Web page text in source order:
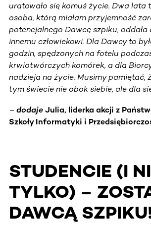
uratowało się komuś życie. Dwa lata
osoba, którą miałam przyjemność
potencjalnego Dawcę szpiku, oddała
innemu człowiekowi. Dla Dawcy to
godzin, spędzonych na fotelu
krwiotwórczych komórek, a dla
nadzieja na życie. Musimy pamiętać,
tym świecie nie obok siebie, ale dla
– dodaje Julia, liderka akcji z
Szkoły Informatyki i
STUDENCIE (I
TYLKO) –
DAWCĄ